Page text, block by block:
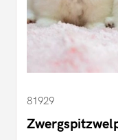
81929